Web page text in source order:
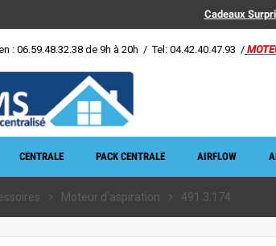
Cadeaux
: 06.59.48.32.38 de 9h à 20h / Tel: 04.42.40.47.93 /
CENTRALE PACK CENTRALE AIRFLOW
chevron_right Moteur d'aspiration chevron_right 491.3.174